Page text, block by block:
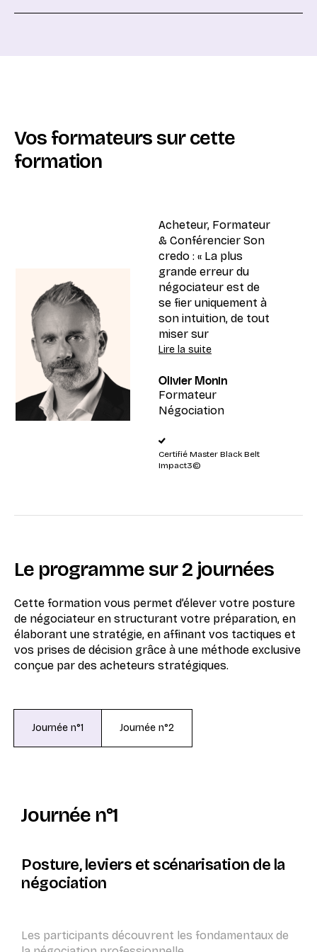
Vos formateurs sur cette
formation
Acheteur, Formateur
& Conférencier Son
credo : « La plus
grande erreur du
négociateur est de
se fier uniquement à
son intuition, de tout
miser sur
l’expérience ou de
complètement à une
méthode. La pratique
de la négociation est
trois, de manière
systématique et
Lire la suite
Olivier Monin
Formateur
Négociation
Certifié Master Black Belt
Impact3©️
Le programme sur 2 journées
Cette formation vous permet d’élever votre posture
de négociateur en structurant votre préparation, en
élaborant une stratégie, en affinant vos tactiques et
vos prises de décision grâce à une méthode exclusive
conçue par des acheteurs stratégiques.
Journée n°1 Journée n°2
Journée n°1
Posture, leviers et scénarisation de la
négociation
Les participants découvrent les fondamentaux de